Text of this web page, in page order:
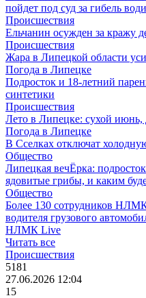
пойдет под суд за гибель
Происшествия
Ельчанин осужден за кражу
Происшествия
Жара в Липецкой области
Погода в Липецке
Подросток и 18-летний
синтетики
Происшествия
Лето в Липецке: сухой
Погода в Липецке
В Сселках отключат
Общество
Липецкая вечЁрка:
ядовитые грибы, и каким
Общество
Более 130 сотрудников
водителя грузового
НЛМК Live
Читать все
Происшествия
5181
27.06.2026 12:04
15